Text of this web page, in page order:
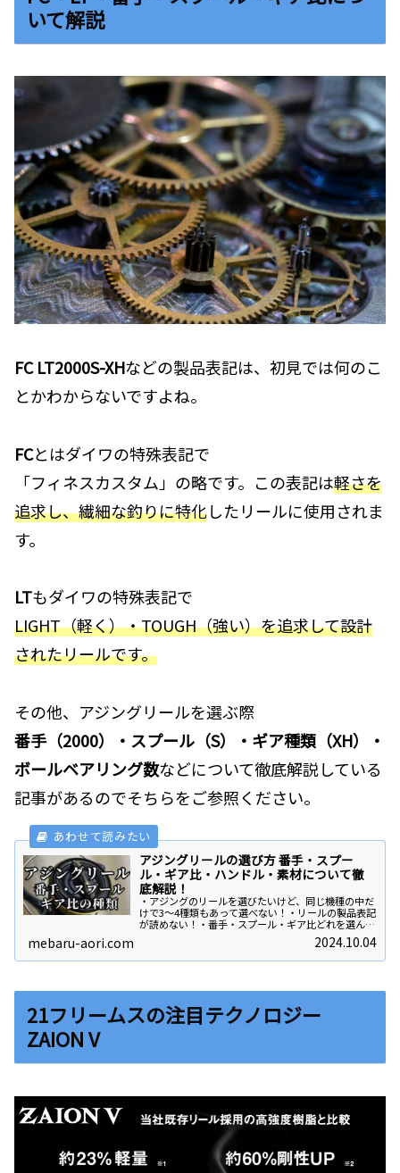
いて解説
FC LT2000S-XHなどの製品表記は、初見では何のこ
とかわからないですよね。
FCとはダイワの特殊表記で
「フィネスカスタム」の略です。この表記は軽さを
追求し、繊細な釣りに特化したリールに使用されま
す。
LTもダイワの特殊表記で
LIGHT（軽く）・TOUGH（強い）を追求して設計
されたリールです。
その他、アジングリールを選ぶ際
番手（2000）・スプール（S）・ギア種類（XH）・
ボールベアリング数などについて徹底解説している
記事があるのでそちらをご参照ください。
アジングリールの選び方 番手・スプー
ル・ギア比・ハンドル・素材について徹
底解説！
・アジングのリールを選びたいけど、同じ機種の中だ
けで3～4種類もあって選べない！・リールの製品表記
が読めない！・番手・スプール・ギア比どれを選んだ
らいいの？このような質問に答えます！結論として
は、番手1000番手・5ft.の短いロッドを合わ...
mebaru-aori.com 2024.10.04
21フリームスの注目テクノロジー
ZAION V